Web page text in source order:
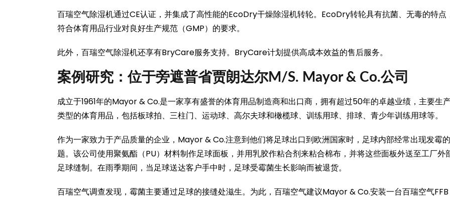
百瑞空气除湿机通过CE认证，并集成了高性能的EcoDry干燥除湿机转轮。EcoDry转轮具有抗菌、无毒的特点
符合体育用品行业对良好生产规范（GMP）的要求。
此外，百瑞空气除湿机还享有BryCare服务支持。BryCare计划提供高成本效益的售后服务。
案例研究：位于旁遮普省贾朗达尔M/S. Mayor & Co.公司
成立于1961年的Mayor & Co.是一家享有盛誉的体育用品制造商和出口商，拥有超过50年的卓越业绩，主要生
类型的体育用品，包括板球拍、三柱门、运动球、高尔夫球和橄榄球、训练用球、排球、青少年训练用球等。
作为一家致力于产品质量的企业，Mayor & Co.注意到他们将足球出口到欧洲国家时，足球内部经常出现发霉
题。该公司使用聚氨酯（PU）材料制作足球面板，并用乳胶作粘合剂来粘合棉布，并将这些面板外送至工厂外
足球缝制。在雨季期间，当足球送达客户手中时，足球受霉菌生长影响而被退货。
百瑞空气调查发现，霉菌主要通过足球的接缝处滋生。为此，百瑞空气建议Mayor & Co.安装一台百瑞空气